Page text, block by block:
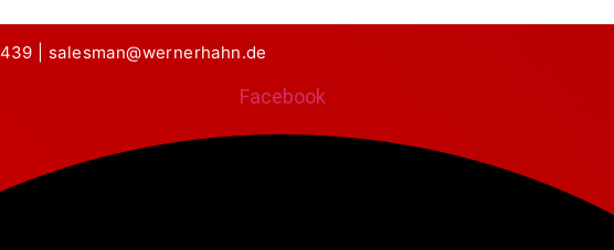
salesman@wernerhahn.de
Facebook